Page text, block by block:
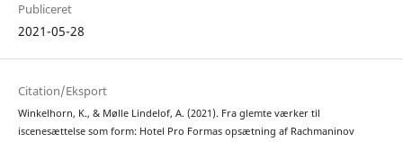
Publiceret
2021-05-28
Citation/Eksport
Winkelhorn, K., & Mølle Lindelof, A. (2021). Fra glemte værker til
iscenesættelse som form: Hotel Pro Formas opsætning af Rachmaninov